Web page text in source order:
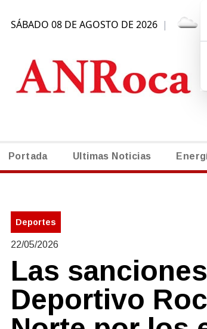
SÁBADO 08 DE AGOSTO DE 2026 |
Portada Ultimas Noticias
Deportes
22/05/2026
Las
Deportivo